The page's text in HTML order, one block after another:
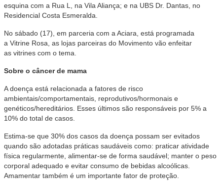
esquina com a Rua L, na Vila Aliança; e na UBS Dr. Dantas, no
Residencial Costa Esmeralda.
No sábado (17), em parceria com a Aciara, está programada
a Vitrine Rosa, as lojas parceiras do Movimento vão enfeitar
as vitrines com o tema.
Sobre o câncer de mama
A doença está relacionada a fatores de risco
ambientais/comportamentais, reprodutivos/hormonais e
genéticos/hereditários. Esses últimos são responsáveis por 5% a
10% do total de casos.
Estima-se que 30% dos casos da doença possam ser evitados
quando são adotadas práticas saudáveis como: praticar atividade
física regularmente, alimentar-se de forma saudável; manter o peso
corporal adequado e evitar consumo de bebidas alcoólicas.
Amamentar também é um importante fator de proteção.